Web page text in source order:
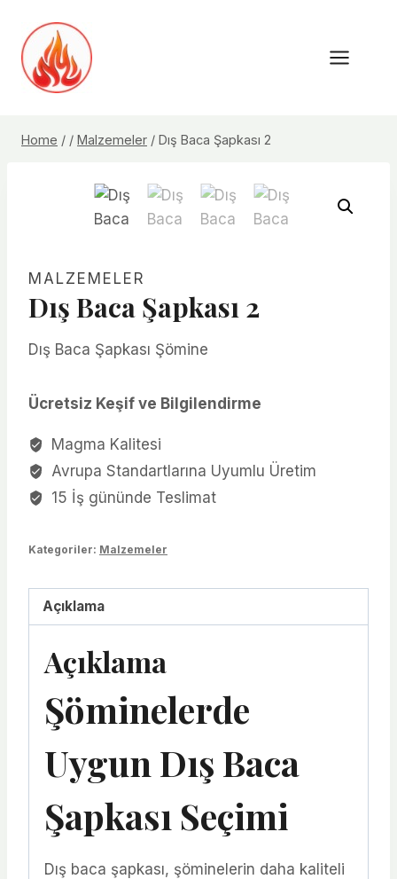
content
Home / / Malzemeler / Dış Baca Şapkası 2
MALZEMELER
Dış Baca Şapkası 2
Dış Baca Şapkası Şömine
Ücretsiz Keşif ve Bilgilendirme
Magma Kalitesi
Avrupa Standartlarına Uyumlu Üretim
15 İş gününde Teslimat
Kategoriler: Malzemeler
Açıklama
Açıklama
Şöminelerde
Uygun Dış Baca
Şapkası Seçimi
Dış baca şapkası, şöminelerin daha kaliteli